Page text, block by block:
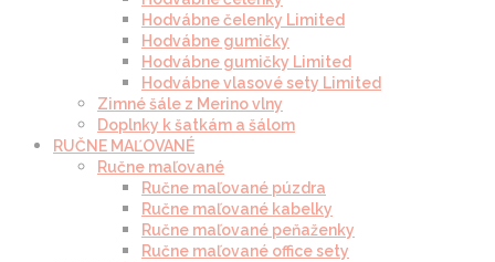
Hodvábne čelenky Limited
Hodvábne gumičky
Hodvábne gumičky Limited
Hodvábne vlasové sety Limited
Zimné šále z Merino vlny
Doplnky k šatkám a šálom
RUČNE MAĽOVANÉ
Ručne maľované
Ručne maľované púzdra
Ručne maľované kabelky
Ručne maľované peňaženky
Ručne maľované office sety